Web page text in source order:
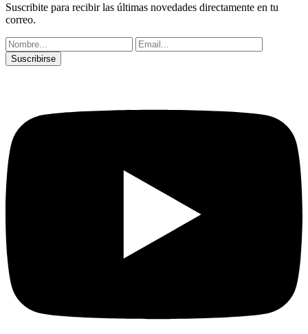
Suscribite para recibir las últimas novedades directamente en tu
correo.
Suscribirse